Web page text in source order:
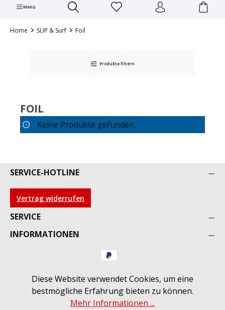
Menü
Home SUP & Surf Foil
Produkte filtern
FOIL
Keine Produkte gefunden.
SERVICE-HOTLINE
Vertrag widerrufen
SERVICE
INFORMATIONEN
* Alle Preise inkl. gesetzl. Mehrwertsteuer zzgl.
Versandkostenund ggf. Nachnahmegebühren, wenn
nicht anders angegeben.
Diese Website verwendet Cookies, um eine
bestmögliche Erfahrung bieten zu können.
Mehr Informationen ...